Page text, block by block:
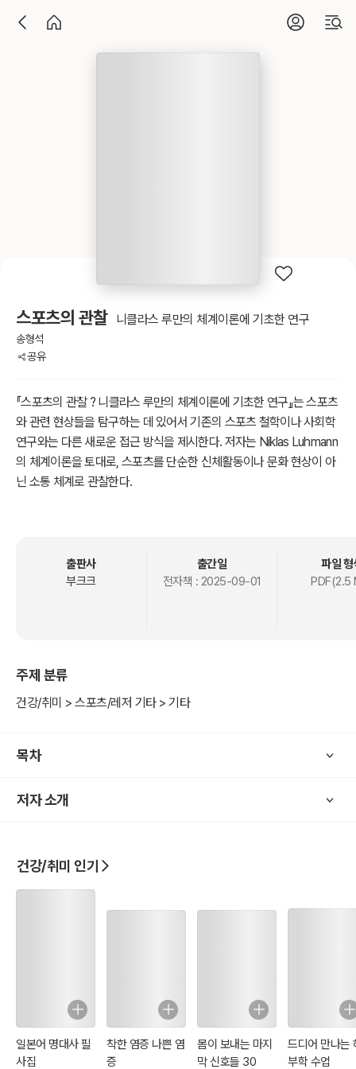
스포츠의 관찰 니클라스 루만의 체계이론에 기초한 연구
송형석
공유
『스포츠의 관찰 ? 니클라스 루만의 체계이론에 기초한 연구』는 스포츠
와 관련 현상들을 탐구하는 데 있어서 기존의 스포츠 철학이나 사회학
연구와는 다른 새로운 접근 방식을 제시한다. 저자는 Niklas Luhmann
의 체계이론을 토대로, 스포츠를 단순한 신체활동이나 문화 현상이 아
닌 소통 체계로 관찰한다.
위해 저자는 체계이론의 핵심 개념인 관찰(observer), 자기생산(auto
poiesis), 사회적 의미처리 등을 스포츠 및 관련 현상에 적용하여 분석
는 도핑, 비만위기, 생활체육 정책, 무예, 남북스포츠교류, 태권도의 세
계화 등 다양한 사례를 통해 체계이론적 관점에서 스포츠 관련 현상을
를 이해하는 새로운 지평을 열고자 하며, 스포츠 연구자뿐만 아니라,
될 것이다.
출판사
부크크
출간일
전자책 : 2025-09-01
파일 형
PDF(2.5
주제 분류
건강/취미 > 스포츠/레저 기타 > 기타
목차
저자 소개
건강/취미 인기
일본어 명대사 필
사집
착한 염증 나쁜 염
증
몸이 보내는 마지
막 신호들 30
드디어 만나는
부학 수업